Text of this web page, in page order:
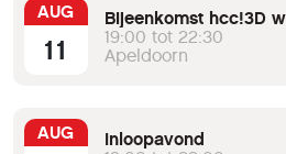
AUG
11
Bijeenkomst hcc!3D
19:00 tot 22:30
Apeldoorn
AUG
Inloopavond